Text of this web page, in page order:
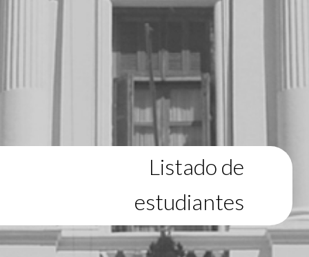
Listado de
estudiantes